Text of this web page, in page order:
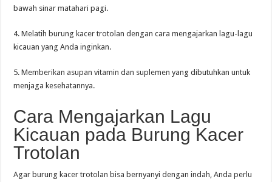
bawah sinar matahari pagi.
4. Melatih burung kacer trotolan dengan cara mengajarkan lagu-lagu
kicauan yang Anda inginkan.
5. Memberikan asupan vitamin dan suplemen yang dibutuhkan untuk
menjaga kesehatannya.
Cara Mengajarkan Lagu
Kicauan pada Burung Kacer
Trotolan
Agar burung kacer trotolan bisa bernyanyi dengan indah, Anda perlu